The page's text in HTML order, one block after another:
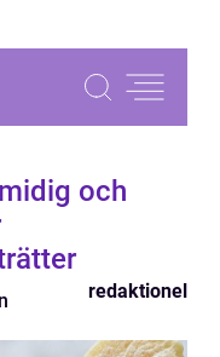
och
redaktionel